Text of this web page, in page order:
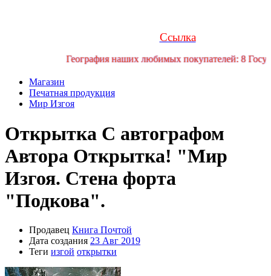
Ссылка
География наших любимых покупателей: 8
Магазин
Печатная продукция
Мир Изгоя
Открытка С автографом
Автора Открытка! "Мир
Изгоя. Стена форта
"Подкова".
Продавец Книга Почтой
Дата создания 23 Авг 2019
Теги изгой открытки